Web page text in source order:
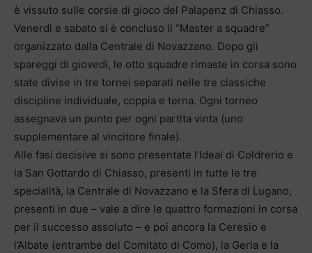
è vissuto sulle corsie di gioco del Palapenz di Chiasso.
Venerdì e sabato si è concluso il “Master a squadre”
organizzato dalla Centrale di Novazzano. Dopo gli
spareggi di giovedì, le otto squadre rimaste in corsa sono
state divise in tre tornei separati nelle tre classiche
discipline individuale, coppia e terna. Ogni torneo
assegnava un punto per ogni partita vinta (uno
supplementare al vincitore finale).
Alle fasi decisive si sono presentate l’Ideal di Coldrerio e
la San Gottardo di Chiasso, presenti in tutte le tre
specialità, la Centrale di Novazzano e la Sfera di Lugano,
presenti in due – vale a dire le quattro formazioni in corsa
per il successo assoluto – e poi ancora la Ceresio e
l’Albate (entrambe del Comitato di Como), la Gerla e la